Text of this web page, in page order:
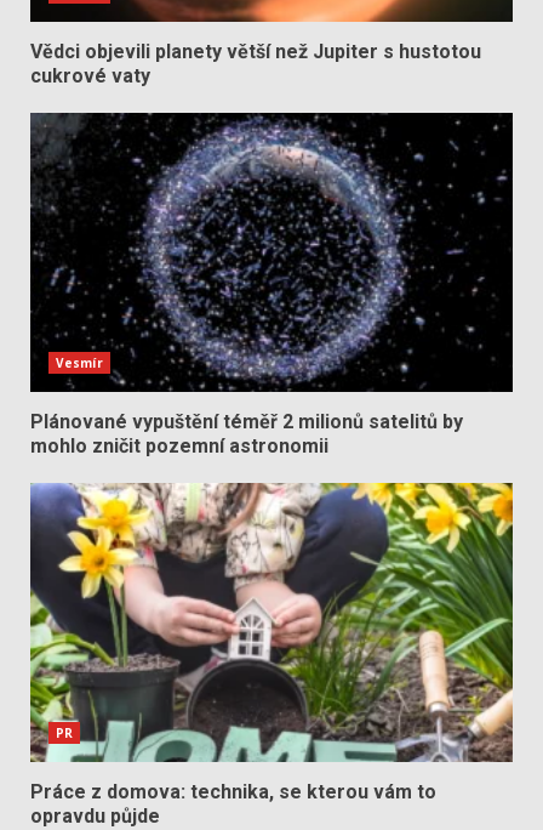
Vědci objevili planety větší než Jupiter s hustotou
cukrové vaty
Vesmír
Plánované vypuštění téměř 2 milionů satelitů by
mohlo zničit pozemní astronomii
PR
Práce z domova: technika, se kterou vám to
opravdu půjde